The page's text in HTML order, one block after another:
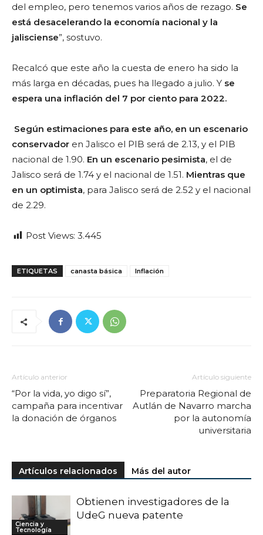
del empleo, pero tenemos varios años de rezago. Se
está desacelerando la economía nacional y la
jalisciense”, sostuvo.
Recalcó que este año la cuesta de enero ha sido la
más larga en décadas, pues ha llegado a julio. Y se
espera una inflación del 7 por ciento para 2022.
Según estimaciones para este año, en un escenario
conservador en Jalisco el PIB será de 2.13, y el PIB
nacional de 1.90. En un escenario pesimista, el de
Jalisco será de 1.74 y el nacional de 1.51. Mientras que
en un optimista, para Jalisco será de 2.52 y el nacional
de 2.29.
Post Views: 3.445
ETIQUETAS canasta básica Inflación
Artículo anterior
“Por la vida, yo digo sí”,
campaña para incentivar
la donación de órganos
Artículo siguiente
Preparatoria Regional de
Autlán de Navarro marcha
por la autonomía
universitaria
Artículos relacionados Más del autor
Ciencia y
Tecnología
Obtienen investigadores de la
UdeG nueva patente